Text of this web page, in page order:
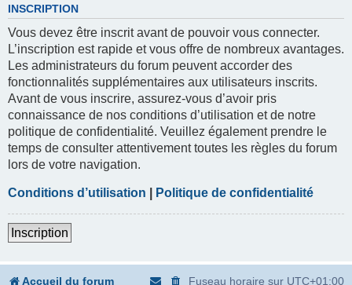
INSCRIPTION
Vous devez être inscrit avant de pouvoir vous connecter.
L’inscription est rapide et vous offre de nombreux avantages.
Les administrateurs du forum peuvent accorder des
fonctionnalités supplémentaires aux utilisateurs inscrits.
Avant de vous inscrire, assurez-vous d’avoir pris
connaissance de nos conditions d’utilisation et de notre
politique de confidentialité. Veuillez également prendre le
temps de consulter attentivement toutes les règles du forum
lors de votre navigation.
Conditions d’utilisation Politique de confidentialité
Inscription
Accueil du forum Fuseau horaire sur UTC+01:00